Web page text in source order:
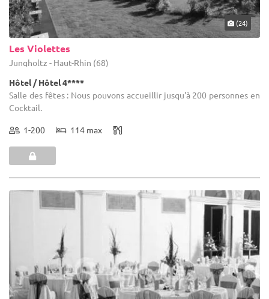
(24)
Les Violettes
Jungholtz - Haut-Rhin (68)
Hôtel / Hôtel 4****
Salle des fêtes : Nous pouvons accueillir jusqu'à 200 personnes en
Cocktail.
1-200 114 max